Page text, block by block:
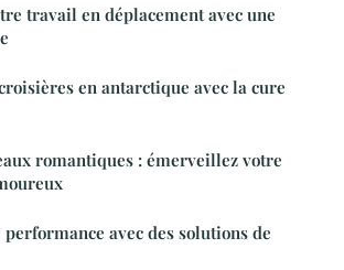
travail en déplacement avec une
en antarctique avec la cure
romantiques : émerveillez votre
performance avec des solutions de